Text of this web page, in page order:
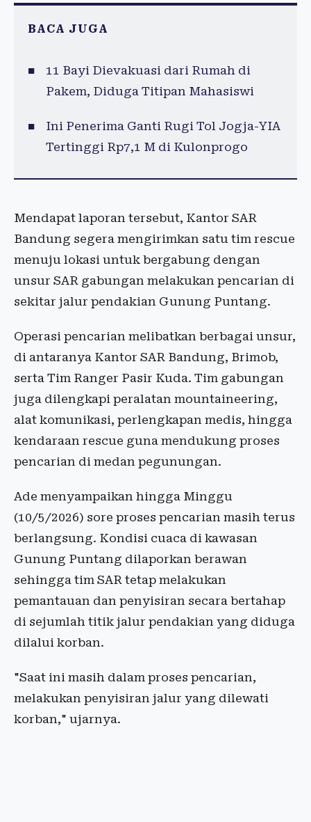
BACA JUGA
11 Bayi Dievakuasi dari Rumah di
Pakem, Diduga Titipan Mahasiswi
Ini Penerima Ganti Rugi Tol Jogja-YIA
Tertinggi Rp7,1 M di Kulonprogo
Mendapat laporan tersebut, Kantor SAR
Bandung segera mengirimkan satu tim rescue
menuju lokasi untuk bergabung dengan
unsur SAR gabungan melakukan pencarian di
sekitar jalur pendakian Gunung Puntang.
Operasi pencarian melibatkan berbagai unsur,
di antaranya Kantor SAR Bandung, Brimob,
serta Tim Ranger Pasir Kuda. Tim gabungan
juga dilengkapi peralatan mountaineering,
alat komunikasi, perlengkapan medis, hingga
kendaraan rescue guna mendukung proses
pencarian di medan pegunungan.
Ade menyampaikan hingga Minggu
(10/5/2026) sore proses pencarian masih terus
berlangsung. Kondisi cuaca di kawasan
Gunung Puntang dilaporkan berawan
sehingga tim SAR tetap melakukan
pemantauan dan penyisiran secara bertahap
di sejumlah titik jalur pendakian yang diduga
dilalui korban.
"Saat ini masih dalam proses pencarian,
melakukan penyisiran jalur yang dilewati
korban," ujarnya.